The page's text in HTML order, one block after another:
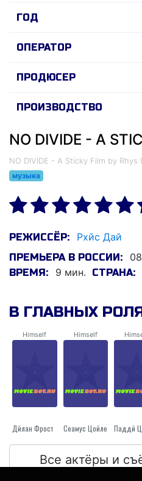
ГОД
ОПЕРАТОР
ПРОДЮСЕР
ПРОИЗВОДСТВО
NO DIVIDE - A Sticky Film by Rhys
музыка
РЕЖИССЁР: Рхйс Дай
ПРЕМЬЕРА В РОССИИ:
ВРЕМЯ: 9 мин. СТРАНА:
В ГЛАВНЫХ
Himself
Дйлан Фрост
Himself
Сеамус Цойле
Все актёры и